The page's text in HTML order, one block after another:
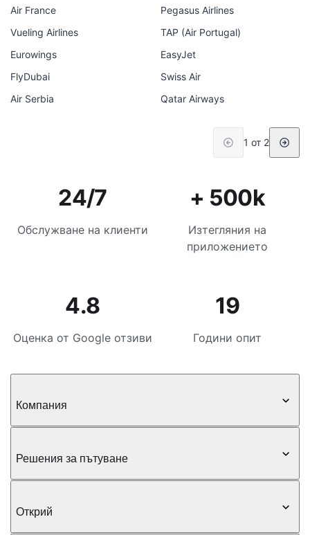
Air France
Pegasus Airlines
Vueling Airlines
TAP (Air Portugal)
Eurowings
EasyJet
FlyDubai
Swiss Air
Air Serbia
Qatar Airways
1 от 2
24/7
Обслужване на клиенти
+ 500k
Изтегляния на
приложението
4.8
Оценка от Google отзиви
19
Години опит
Компания
Решения за пътуване
Открий